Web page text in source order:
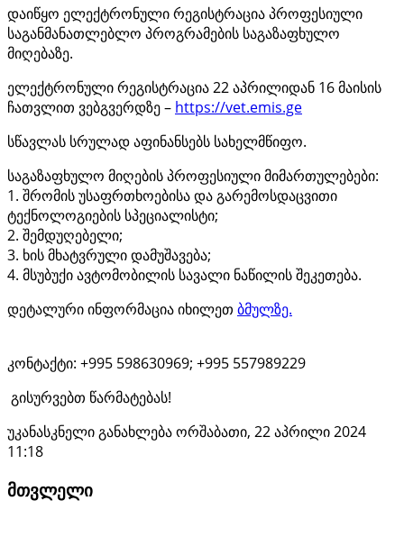
დაიწყო ელექტრონული რეგისტრაცია პროფესიული
საგანმანათლებლო პროგრამების საგაზაფხულო
მიღებაზე.
ელექტრონული რეგისტრაცია 22 აპრილიდან 16 მაისის
ჩათვლით ვებგვერდზე – https://vet.emis.ge
სწავლას სრულად აფინანსებს სახელმწიფო.
საგაზაფხულო მიღების პროფესიული მიმართულებები:
1. შრომის უსაფრთხოებისა და გარემოსდაცვითი
ტექნოლოგიების სპეციალისტი;
2. შემდუღებელი;
3. ხის მხატვრული დამუშავება;
4. მსუბუქი ავტომობილის სავალი ნაწილის შეკეთება.
დეტალური ინფორმაცია იხილეთ ბმულზე.
კონტაქტი: +995 598630969; +995 557989229
გისურვებთ წარმატებას!
უკანასკნელი განახლება ორშაბათი, 22 აპრილი 2024
11:18
მთვლელი